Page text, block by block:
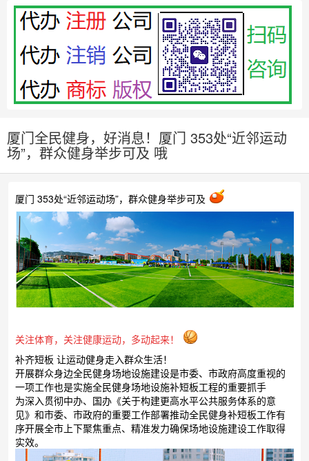
厦门全民健身，好消息！厦门 353处“近邻运动
场”，群众健身举步可及 哦
厦门 353处“近邻运动场”，群众健身举步可及
关注体育，关注健康运动，多动起来！
补齐短板 让运动健身走入群众生活！
开展群众身边全民健身场地设施建设是市委、市政府高度重视的
一项工作也是实施全民健身场地设施补短板工程的重要抓手
为深入贯彻中办、国办《关于构建更高水平公共服务体系的意
见》和市委、市政府的重要工作部署推动全民健身补短板工作有
序开展全市上下聚焦重点、精准发力确保场地设施建设工作取得
实效。